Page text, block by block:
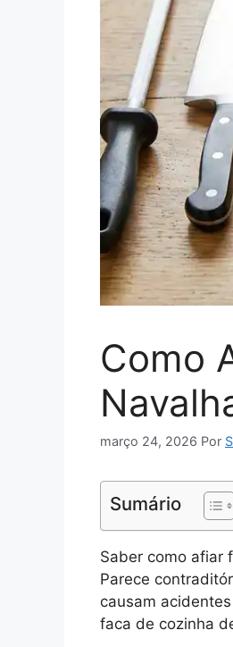
Como
março 24, 2026 Por
Sumário
Saber como afiar
Parece
causam
faca de cozinha